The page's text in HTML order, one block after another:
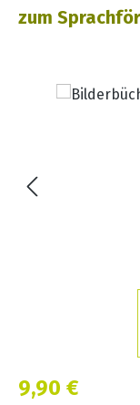
zum
Bildergalerie
Verkaufspreis:
9,90 €